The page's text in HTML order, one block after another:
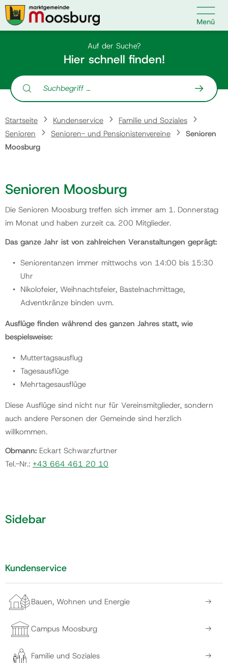
Kontakt 
Suche nach:
Startseite
Kundenservice
Veranstaltungen
Politik
Gemeinde
Kontakt
Auf der Suche?
Hier schnell finden!
Suche nach:
Startseite Kundenservice
Familie und Soziales
Senioren
Senioren- und Pensionistenvereine
Senioren
Moosburg
Senioren Moosburg
Die Senioren Moosburg treffen sich immer am 1. Donnerstag
im Monat und haben zurzeit ca. 200 Mitglieder.
Das ganze Jahr ist von zahlreichen Veranstaltungen geprägt:
Seniorentanzen immer mittwochs von 14:00 bis 15:30
Uhr
Nikolofeier, Weihnachtsfeier, Bastelnachmittage,
Adventkränze binden uvm.
Ausflüge finden während des ganzen Jahres statt, wie
bespielsweise:
Muttertagsausflug
Tagesausflüge
Mehrtagesausflüge
Diese Ausflüge sind nicht nur für Vereinsmitglieder, sondern
auch andere Personen der Gemeinde sind herzlich
willkommen.
Obmann: Eckart Schwarzfurtner
Tel.-Nr.: +43 664 461 20 10
Sidebar
Kundenservice
Bauen, Wohnen und Energie
Campus Moosburg
Familie und Soziales